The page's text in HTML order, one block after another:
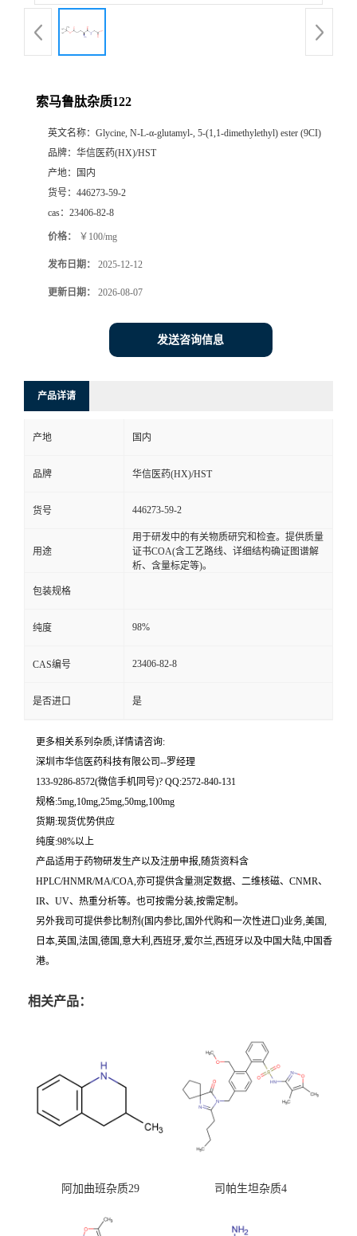
书
誉
式
在
线
留
言
索马鲁肽杂质122
英文名称： Glycine, N-L-α-glutamyl-, 5-(1,1-dimethylethyl) ester (9CI)
品牌： 华信医药(HX)/HST
产地：
国内
货号： 446273-59-2
cas： 23406-82-8
价格： ￥100/mg
发布日期： 2025-12-12
更新日期： 2026-08-07
发送咨询信息
产品详请
产地 国内
品牌 华信医药(HX)/HST
货号 446273-59-2
用途
用于研发中的有关物质研究和检查。提供质量
证书COA(含工艺路线、详细结构确证图谱解
析、含量标定等)。
包装规格
纯度 98%
CAS编号 23406-82-8
是否进口 是
更多相关系列杂质,详情请咨询:
深圳市华信医药科技有限公司--罗经理
133-9286-8572(微信手机同号)? QQ:2572-840-131
规格:5mg,10mg,25mg,50mg,100mg
货期:现货优势供应
纯度:98%以上
产品适用于药物研发生产以及注册申报,随货资料含
HPLC/HNMR/MA/COA,亦可提供含量测定数据、二维核磁、CNMR、
IR、UV、热重分析等。也可按需分装,按需定制。
另外我司可提供参比制剂(国内参比,国外代购和一次性进口)业务,美国,
日本,英国,法国,德国,意大利,西班牙,爱尔兰,西班牙以及中国大陆,中国香
港。
相关产品：
阿加曲班杂质29 司帕生坦杂质4